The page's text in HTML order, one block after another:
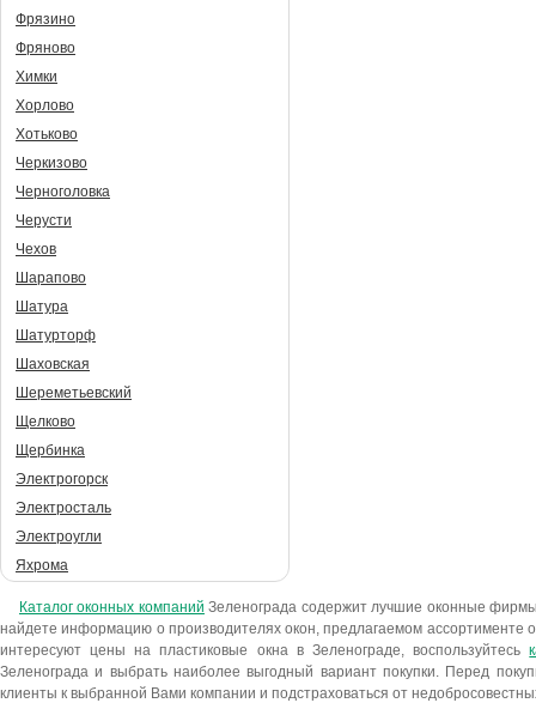
Фрязино
Фряново
Химки
Хорлово
Хотьково
Черкизово
Черноголовка
Черусти
Чехов
Шарапово
Шатура
Шатурторф
Шаховская
Шереметьевский
Щелково
Щербинка
Электрогорск
Электросталь
Электроугли
Яхрома
Каталог оконных компаний Зеленограда содержит лучшие оконные
найдете информацию о производителях окон, предлагаемом
интересуют цены на пластиковые окна в Зеленограде, воспользуйтесь
Зеленограда и выбрать наиболее выгодный вариант покупки. Перед
клиенты к выбранной Вами компании и подстраховаться от